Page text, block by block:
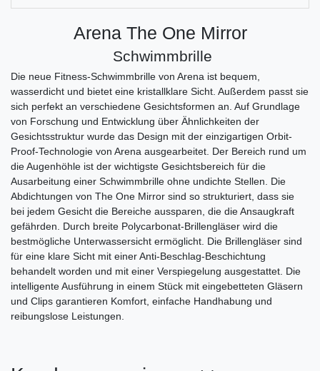
Arena The One Mirror
Schwimmbrille
Die neue Fitness-Schwimmbrille von Arena ist bequem,
wasserdicht und bietet eine kristallklare Sicht. Außerdem passt sie
sich perfekt an verschiedene Gesichtsformen an. Auf Grundlage
von Forschung und Entwicklung über Ähnlichkeiten der
Gesichtsstruktur wurde das Design mit der einzigartigen Orbit-
Proof-Technologie von Arena ausgearbeitet. Der Bereich rund um
die Augenhöhle ist der wichtigste Gesichtsbereich für die
Ausarbeitung einer Schwimmbrille ohne undichte Stellen. Die
Abdichtungen von The One Mirror sind so strukturiert, dass sie
bei jedem Gesicht die Bereiche aussparen, die die Ansaugkraft
gefährden. Durch breite Polycarbonat-Brillengläser wird die
bestmögliche Unterwassersicht ermöglicht. Die Brillengläser sind
für eine klare Sicht mit einer Anti-Beschlag-Beschichtung
behandelt worden und mit einer Verspiegelung ausgestattet. Die
intelligente Ausführung in einem Stück mit eingebetteten Gläsern
und Clips garantieren Komfort, einfache Handhabung und
reibungslose Leistungen.